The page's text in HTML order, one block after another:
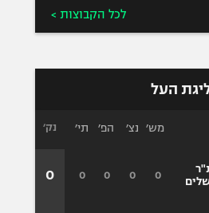
לכל הקבוצות >
העל
מש׳ נצ׳ הפ׳ תי׳
0
0
0
0
נק׳
0